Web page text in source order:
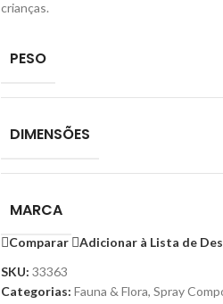
crianças.
PESO
DIMENSÕES
MARCA
Comparar
Adicionar à Lista de
SKU: 33363
Categorias: Fauna & Flora, Spray